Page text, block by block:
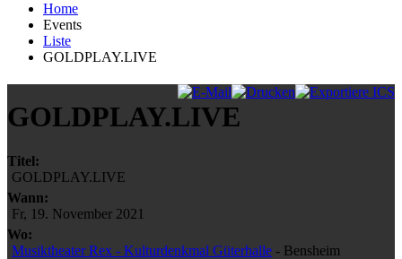
Home
Events
Liste
GOLDPLAY.LIVE
GOLDPLAY.LIVE
Titel:
GOLDPLAY.LIVE
Wann:
Fr, 19. November 2021
Wo:
Musiktheater Rex - Kulturdenkmal Güterhalle - Bensheim